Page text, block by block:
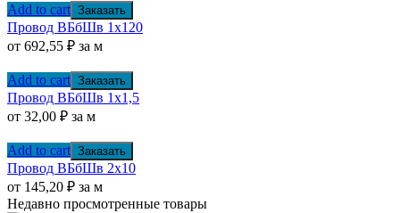
Add to cart Заказать
Провод ВБбШв 1х120
от 692,55 ₽ за м
Add to cart Заказать
Провод ВБбШв 1х1,5
от 32,00 ₽ за м
Add to cart Заказать
Провод ВБбШв 2х10
от 145,20 ₽ за м
Недавно просмотренные товары